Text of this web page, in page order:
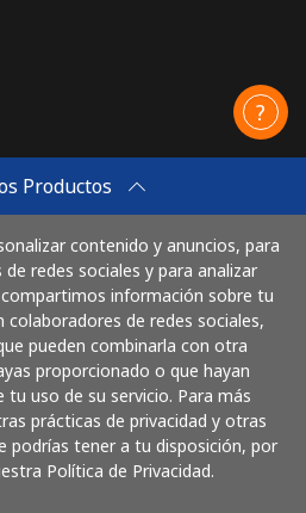
Productos
contenido y anuncios, para
redes sociales y para analizar
información sobre tu
de redes sociales,
pueden combinarla con otra
proporcionado o que hayan
uso de su servicio. Para más
prácticas de privacidad y otras
podrías tener a tu disposición, por
Política de Privacidad.
Paga con